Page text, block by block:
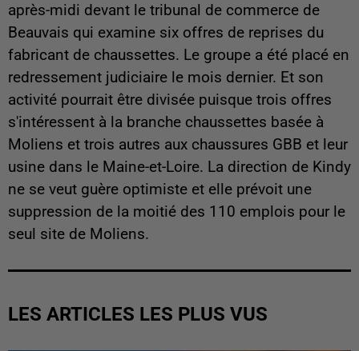
après-midi devant le tribunal de commerce de
Beauvais qui examine six offres de reprises du
fabricant de chaussettes. Le groupe a été placé en
redressement judiciaire le mois dernier. Et son
activité pourrait être divisée puisque trois offres
s'intéressent à la branche chaussettes basée à
Moliens et trois autres aux chaussures GBB et leur
usine dans le Maine-et-Loire. La direction de Kindy
ne se veut guère optimiste et elle prévoit une
suppression de la moitié des 110 emplois pour le
seul site de Moliens.
LES ARTICLES LES PLUS VUS